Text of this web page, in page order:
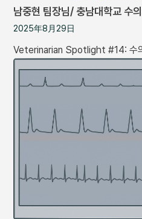
남중현 팀장님/ 충남대학교 수
2025年8月29日
Veterinarian Spotlight #14: 수